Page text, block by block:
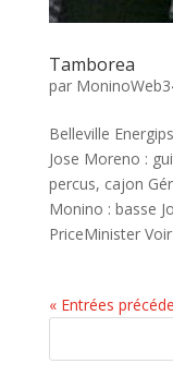
Tamborea
par
Belleville
Jose Moreno :
percus, cajon
Monino : basse
PriceMinister
« Entrées